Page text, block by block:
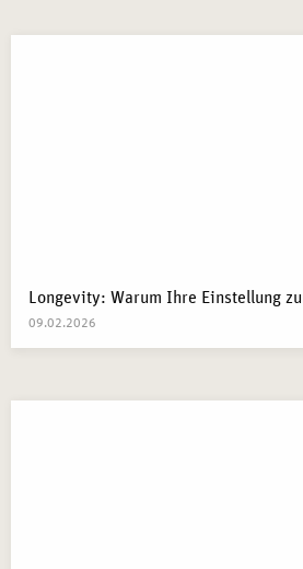
09.02.2026